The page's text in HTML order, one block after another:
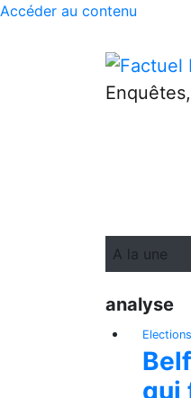
Accéder au contenu
A la une
analyse
Elections
qui